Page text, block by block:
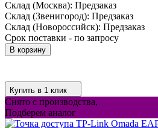
Склад (Москва): Предзаказ
Склад (Звенигород): Предзаказ
Склад (Новороссийск): Предзаказ
Срок поставки - по запросу
В корзину
Купить в 1 клик
Снято с производства,
Подберем аналог